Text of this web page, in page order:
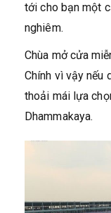
tới cho bạn một
nghiêm.
Chùa mở cửa
Chính vì vậy nếu
thoải mái lựa
Dhammakaya.